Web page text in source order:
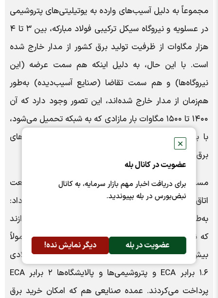
✕
عضویت در کانال بله
برای دریافت اخبار مهم بازار سرمایه، به کانال
نبض‌بورس در بله بپیوندید.
عضویت در بله دیگر نمایش نده!
مجموعاً به دلیل آسیب‌های وارده به یوتیلیتی‌های پتروشیمی
در عسلویه و نیروگاه سیکل ترکیبی فولاد مبارکه، بین ۳ تا ۴
هزار مگاوات از ظرفیت تولید برق کشور از مدار خارج شده
است. با این حال، به دلیل اینکه هم سمت عرضه (این
نیروگاه‌ها) و هم سمت تقاضا (صنایع آسیب‌دیده) به‌طور
هم‌زمان از مدار خارج شده‌اند، این تصور وجود دارد که آن
۱۴۰۰ تا ۱۵۰۰ مگاوات بار مازادی که به شبکه تحمیل می‌شود،
با بهره‌گیری از عوامل جوی و بهبود وضعیت نیروگاه‌های
برق‌آبی، جبران‌پذیر باشد.
مسئول کمیته مشترک کمیسیون انرژی و کمیسیون صنعت
اتاق ایران درباره هزینه‌های پرداختی صنایع توضیح داد:
به‌طور کلی صنایع «مابه‌التفاوت قرارداد (ECA)» را می‌پردازند
که نرخ پایه آن ۱,۴۴۲ تومان است؛ اما صنایع بزرگ معمولاً
بیش از این رقم پرداخت می‌کنند. به گفته او، صنایع فولادی
۱.۶ برابر ECA و پتروشیمی‌ها و پالایشگاه‌ها ۲ برابر ECA
پرداخت می‌کردند. عمده صنایعی هم که امکان خرید برق